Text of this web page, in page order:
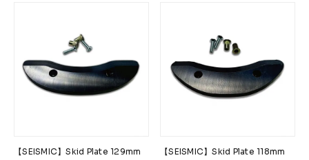
W.P.S.I Z-FLEX
PENNY Pro Shop CUSTOM COET
TENSOR TRUCKS DOG TOWN Gacious
【SEISMIC】Skid Plate 129mm
【SEISMIC】Skid Plate 118mm